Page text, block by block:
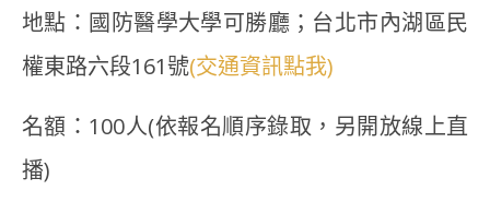
地點：國防醫學大學可勝廳；台北市內湖區民
權東路六段161號(交通資訊點我)
名額：100人(依報名順序錄取，另開放線上直
播)